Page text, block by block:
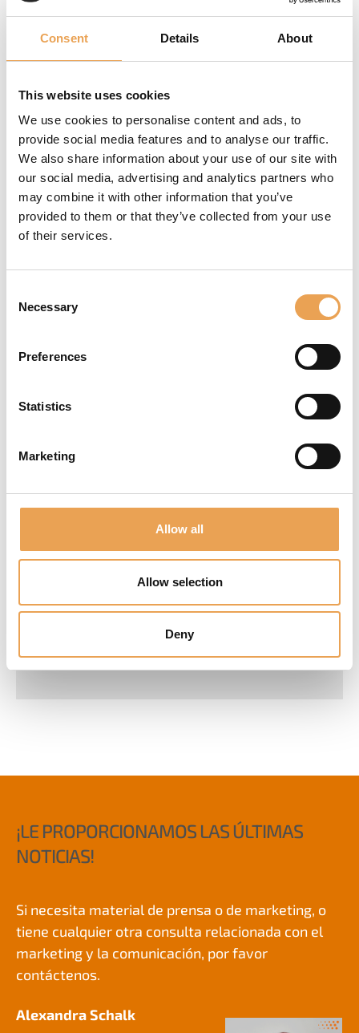
Consent Details About
This website uses cookies
We use cookies to personalise content and ads, to
provide social media features and to analyse our traffic.
We also share information about your use of our site with
our social media, advertising and analytics partners who
may combine it with other information that you’ve
provided to them or that they’ve collected from your use
of their services.
Selection
Necessary
Preferences
Statistics
Marketing
Allow all
Allow selection
Deny
Decor Productionserver
Productionserver
¡LE PROPORCIONAMOS LAS ÚLTIMAS
NOTICIAS!
Si necesita material de prensa o de marketing, o
tiene cualquier otra consulta relacionada con el
marketing y la comunicación, por favor
contáctenos.
Alexandra Schalk